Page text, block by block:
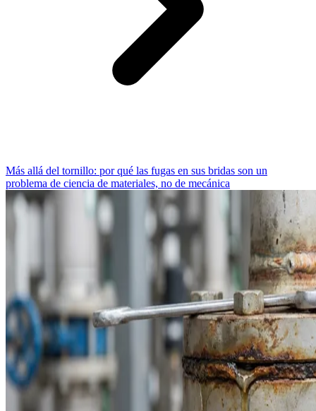
Más allá del tornillo: por qué las fugas en sus bridas son un
problema de ciencia de materiales, no de mecánica